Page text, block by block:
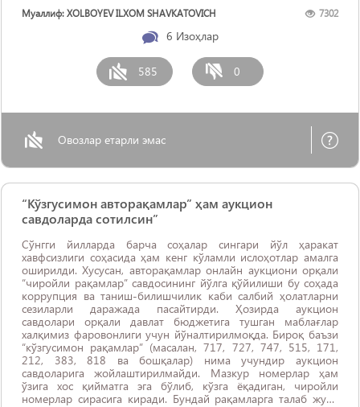
Муаллиф: XOLBOYEV ILXOM SHAVKATOVICH 7302
6 Изоҳлар
585 0
Овозлар етарли эмас
“Кўзгусимон авторақамлар” ҳам аукцион
савдоларда сотилсин”
Сўнгги йилларда барча соҳалар сингари йўл ҳаракат
хавфсизлиги соҳасида ҳам кенг кўламли ислоҳотлар амалга
оширилди. Хусусан, авторақамлар онлайн аукциони орқали
“чиройли рақамлар” савдосининг йўлга қўйилиши бу соҳада
коррупция ва таниш-билишчилик каби салбий ҳолатларни
сезиларли даражада пасайтирди. Ҳозирда аукцион
савдолари орқали давлат бюджетига тушган маблағлар
халқимиз фаровонлиги учун йўналтирилмоқда. Бироқ баъзи
“кўзгусимон рақамлар” (масалан, 717, 727, 747, 515, 171,
212, 383, 818 ва бошқалар) нима учундир аукцион
савдоларига жойлаштирилмайди. Мазкур номерлар ҳам
ўзига хос қийматга эга бўлиб, кўзга ёқадиган, чиройли
номерлар сирасига киради. Бундай рақамларга талаб жуда